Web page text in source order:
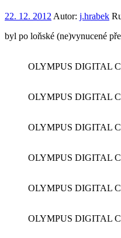
22. 12. 2012Autor: j.hrabek
byl po loňské (ne)vynucené
OLYMPUS DIGITAL
OLYMPUS DIGITAL
OLYMPUS DIGITAL
OLYMPUS DIGITAL
OLYMPUS DIGITAL
OLYMPUS DIGITAL